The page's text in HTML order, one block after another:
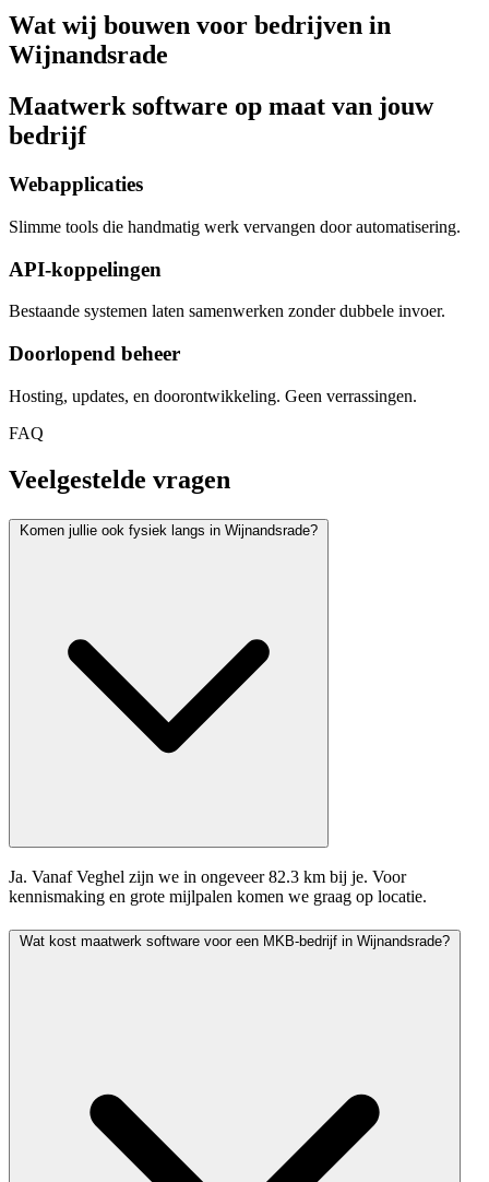
Wat wij bouwen voor bedrijven in
Wijnandsrade
Maatwerk software op maat van jouw
bedrijf
Webapplicaties
Slimme tools die handmatig werk vervangen door automatisering.
API-koppelingen
Bestaande systemen laten samenwerken zonder dubbele invoer.
Doorlopend beheer
Hosting, updates, en doorontwikkeling. Geen verrassingen.
FAQ
Veelgestelde vragen
Komen jullie ook fysiek langs in Wijnandsrade?
Ja. Vanaf Veghel zijn we in ongeveer 82.3 km bij je. Voor
kennismaking en grote mijlpalen komen we graag op locatie.
Wat kost maatwerk software voor een MKB-bedrijf in Wijnandsrade?